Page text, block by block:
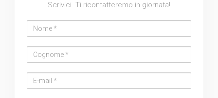
Scrivici. Ti ricontatteremo in giornata!
address